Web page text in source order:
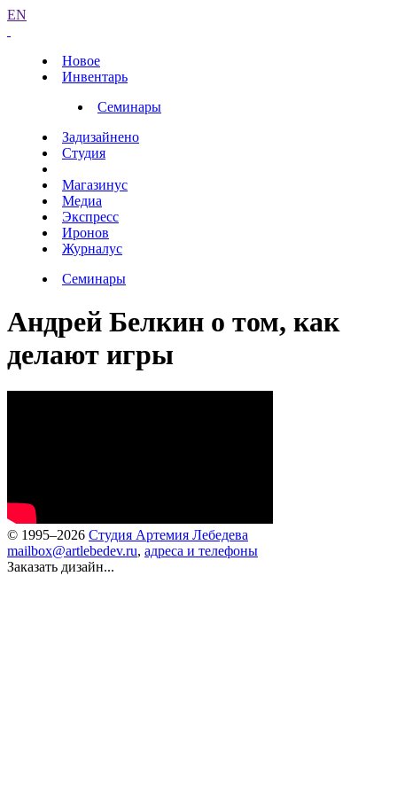
EN
Новое
Инвентарь
Семинары
Задизайнено
Студия
Магазинус
Медиа
Экспресс
Иронов
Журналус
Семинары
Андрей Белкин о том, как
делают игры
© 1995–2026 Студия Артемия Лебедева
mailbox@artlebedev.ru, адреса и телефоны
Заказать дизайн...